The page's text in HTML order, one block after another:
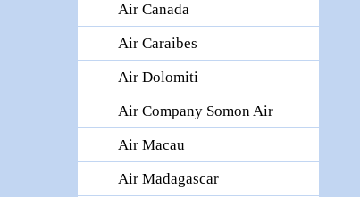
Air Canada
Air Caraibes
Air Dolomiti
Air Company Somon Air
Air Macau
Air Madagascar